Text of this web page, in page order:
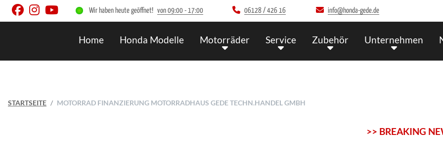
Wir haben heute geöffnet! von 09:00 - 17:00 06128 / 426 16 info@honda-gede.de
Home Honda Modelle Motorräder Service Zubehör Unternehmen
STARTSEITE MOTORRAD FINANZIERUNG MOTORRADHAUS GEDE TECHN.HANDEL GMBH
>> BREAKING NEWS